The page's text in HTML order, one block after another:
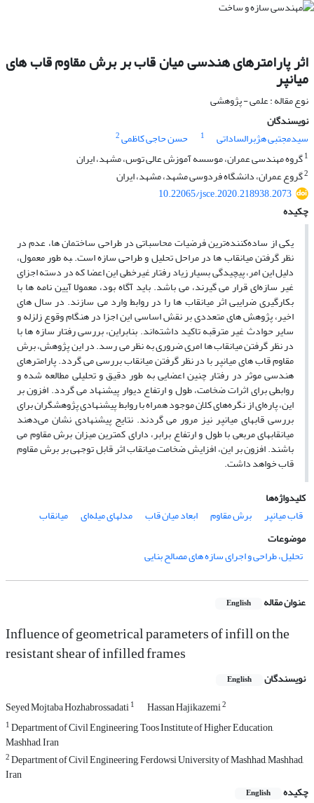
اثر پارامترهای هندسی میان قاب بر برش مقاوم قاب های
میانپر
نوع مقاله : علمی - پژوهشی
نویسندگان
سیدمجتبی هژبرالساداتی
1 حسن حاجی کاظمی2
1گروه مهندسی عمران، موسسه آموزش عالی توس، مشهد، ایران
2گروع عمران، دانشگاه فردوسی مشهد، مشهد، ایران
10.22065/jsce.2020.218938.2073
چکیده
یکی از ساده‌کننده‌ترین فرضیات محاسباتی در طراحی ساختمان ها، عدم در
نظر گرفتن میانقاب ها در مراحل تحلیل و طراحی سازه است. ّبه طور معمول،
دلیل این امر، پیچیدگی بسیار زیاد رفتار غیرخطی این اعضا که در دسته اجزای
غیر سازه‌ای قرار می‌ گیرند، می‌ باشد. باید آگاه بود، معمولا آیین نامه ها با
بکارگیری ضرایبی اثر میانقاب ها را در روابط وارد می‌ سازند. در سال‌ های
اخیر، پژوهش‌ های متعددی بر نقش اساسی این اجزا در هنگام وقوع زلزله و
سایر حوادث غیر مترقبه تاکید داشته‌اند. بنابراین، بررسی رفتار سازه‌ ها با
در نظر گرفتن میانقاب ها امری ضروری به نظر می‌ رسد. در این پژوهش، برش
مقاوم قاب های میانپر با در نظر گرفتن میانقاب بررسی می‌ گردد. پارامترهای
هندسی موثر در رفتار چنین اعضایی به طور دقیق و تحلیلی مطالعه شده و
روابطی برای اثرات ضخامت، طول و ارتفاع دیوار پیشنهاد می‌ گردد. افزون بر
این، پاره‌ای از نگره‌های کلان موجود همراه با روابط پیشنهادی پژوهشگران برای
بررسی قابهای میانپر نیز مرور می‌ گردند. نتایج پیشنهادی نشان می‌دهند
میانقابهای مربعی با طول و ارتفاع برابر، دارای کمترین میزان برش مقاوم می‌
باشند. افزون بر این، افزایش ضخامت میانقاب اثر قابل توجهی بر برش مقاوم
قاب خواهد داشت.
کلیدواژه‌ها
قاب میانپر
برش مقاوم ابعاد میان قاب مدلهای میله‌ای
میانقاب
موضوعات
تحلیل، طراحی و اجرای سازه های مصالح بنایی
عنوان مقاله English
Influence of geometrical parameters of infill on the
resistant shear of infilled frames
نویسندگان English
Seyed Mojtaba Hozhabrossadati1 Hassan Hajikazemi2
1Department of Civil Engineering, Toos Institute of Higher Education,
Mashhad, Iran
2Department of Civil Engineering, Ferdowsi University of Mashhad, Mashhad,
Iran
چکیده
English